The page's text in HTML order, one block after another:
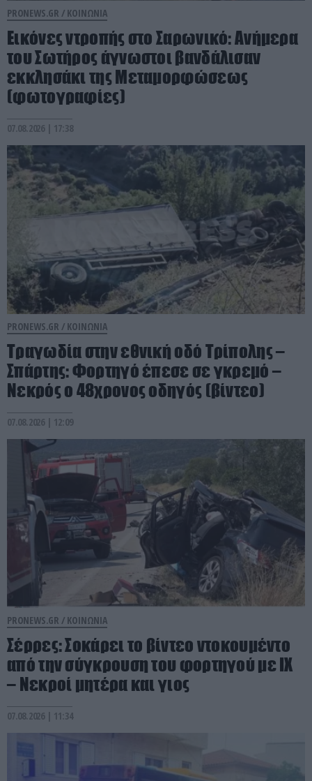
PRONEWS.GR / ΚΟΙΝΩΝΙΑ
Εικόνες ντροπής στο Σαρωνικό: Ανήμερα
του Σωτήρος άγνωστοι βανδάλισαν
εκκλησάκι της Μεταμορφώσεως
(φωτογραφίες)
07.08.2026 | 17:38
PRONEWS.GR / ΚΟΙΝΩΝΙΑ
Τραγωδία στην εθνική οδό Τρίπολης –
Σπάρτης: Φορτηγό έπεσε σε γκρεμό –
Νεκρός ο 48χρονος οδηγός (βίντεο)
07.08.2026 | 12:09
PRONEWS.GR / ΚΟΙΝΩΝΙΑ
Σέρρες: Σοκάρει το βίντεο ντοκουμέντο
από την σύγκρουση του φορτηγού με ΙΧ
– Νεκροί μητέρα και γιος
07.08.2026 | 11:34